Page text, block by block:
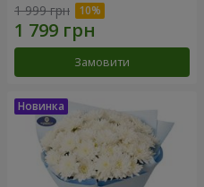
1 999 грн
Замовити